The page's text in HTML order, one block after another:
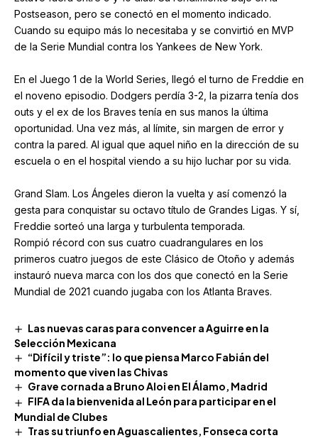
Postseason, pero se conectó en el momento indicado.
Cuando su equipo más lo necesitaba y se convirtió en MVP
de la Serie Mundial contra los Yankees de New York.
En el Juego 1 de la World Series, llegó el turno de Freddie en
el noveno episodio. Dodgers perdía 3-2, la pizarra tenía dos
outs y el ex de los Braves tenía en sus manos la última
oportunidad. Una vez más, al límite, sin margen de error y
contra la pared. Al igual que aquel niño en la dirección de su
escuela o en el hospital viendo a su hijo luchar por su vida.
Grand Slam. Los Ángeles dieron la vuelta y así comenzó la
gesta para conquistar su octavo título de Grandes Ligas. Y sí,
Freddie sorteó una larga y turbulenta temporada.
Rompió récord con sus cuatro cuadrangulares en los
primeros cuatro juegos de este Clásico de Otoño y además
instauró nueva marca con los dos que conectó en la Serie
Mundial de 2021 cuando jugaba con los Atlanta Braves.
Las nuevas caras para convencer a Aguirre en la
Selección Mexicana
“Difícil y triste”: lo que piensa Marco Fabián del
momento que viven las Chivas
Grave cornada a Bruno Aloi en El Álamo, Madrid
FIFA da la bienvenida al León para participar en el
Mundial de Clubes
Tras su triunfo en Aguascalientes, Fonseca corta